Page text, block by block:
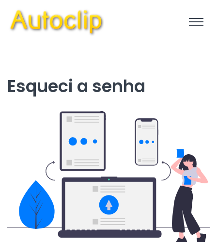
Esqueci a senha